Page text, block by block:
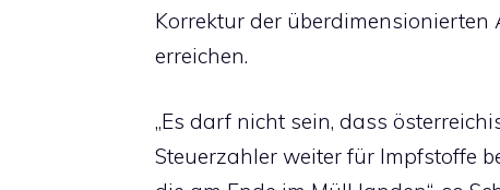
Korrektur der
erreichen.
„Es darf nicht sein, dass
Steuerzahler weiter für Impfstoffe